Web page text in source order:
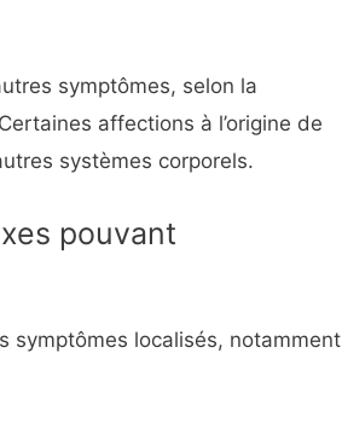
symptômes, selon la
affections à l’origine de
systèmes corporels.
pouvant
symptômes localisés, notamment